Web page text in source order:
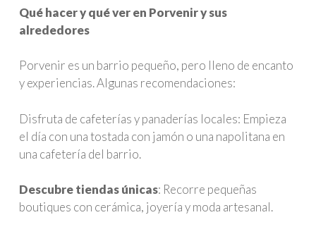
Qué hacer y qué ver en Porvenir y sus
alrededores
Porvenir es un barrio pequeño, pero lleno de encanto
y experiencias. Algunas recomendaciones:
Disfruta de cafeterías y panaderías locales: Empieza
el día con una tostada con jamón o una napolitana en
una cafetería del barrio.
Descubre tiendas únicas: Recorre pequeñas
boutiques con cerámica, joyería y moda artesanal.